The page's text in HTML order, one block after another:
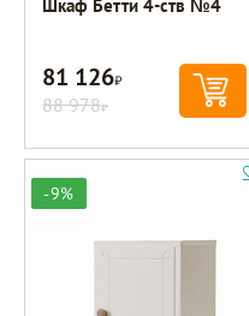
Шкаф Бетти 4-ств №4
81 126Р
88 978Р
-9%